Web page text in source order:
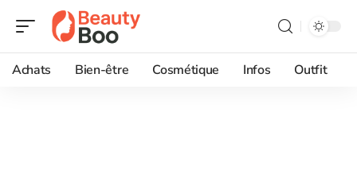
Achats Bien-être Cosmétique Infos Outfit